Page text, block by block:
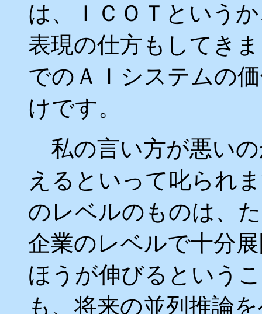
は、ＩＣＯＴという
表現の仕方もしてき
でのＡＩシステムの
けです。
私の言い方が悪い
えるといって叱られ
のレベルのものは、
企業のレベルで十分
ほうが伸びるという
も、将来の並列推論